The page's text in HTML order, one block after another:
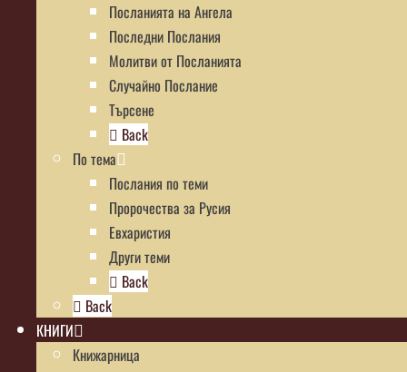
Посланията на Ангела
Последни Послания
Молитви от Посланията
Случайно Послание
Търсене
Back
По тема
Послания по теми
Пророчества за Русия
Евхаристия
Други теми
Back
Back
КНИГИ
Книжарница